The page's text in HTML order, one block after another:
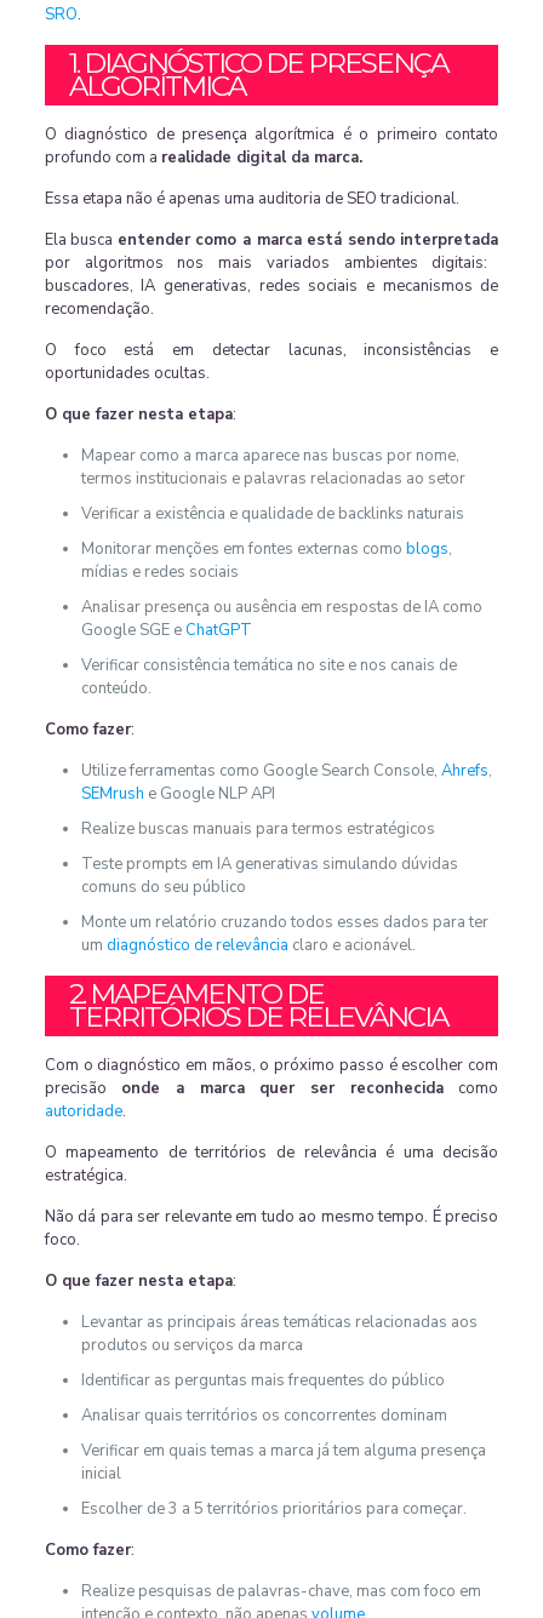
SRO.
1. DIAGNÓSTICO DE PRESENÇA
ALGORÍTMICA
O diagnóstico de presença algorítmica é o primeiro contato
profundo com a realidade digital da marca.
Essa etapa não é apenas uma auditoria de SEO tradicional.
Ela busca entender como a marca está sendo interpretada
por algoritmos nos mais variados ambientes digitais:
buscadores, IA generativas, redes sociais e mecanismos de
recomendação.
O foco está em detectar lacunas, inconsistências e
oportunidades ocultas.
O que fazer nesta etapa:
Mapear como a marca aparece nas buscas por nome,
termos institucionais e palavras relacionadas ao setor
Verificar a existência e qualidade de backlinks naturais
Monitorar menções em fontes externas como blogs,
mídias e redes sociais
Analisar presença ou ausência em respostas de IA como
Google SGE e ChatGPT
Verificar consistência temática no site e nos canais de
conteúdo.
Como fazer:
Utilize ferramentas como Google Search Console, Ahrefs,
SEMrush e Google NLP API
Realize buscas manuais para termos estratégicos
Teste prompts em IA generativas simulando dúvidas
comuns do seu público
Monte um relatório cruzando todos esses dados para ter
um diagnóstico de relevância claro e acionável.
2. MAPEAMENTO DE
TERRITÓRIOS DE RELEVÂNCIA
Com o diagnóstico em mãos, o próximo passo é escolher com
precisão onde a marca quer ser reconhecida como
autoridade.
O mapeamento de territórios de relevância é uma decisão
estratégica.
Não dá para ser relevante em tudo ao mesmo tempo. É preciso
foco.
O que fazer nesta etapa:
Levantar as principais áreas temáticas relacionadas aos
produtos ou serviços da marca
Identificar as perguntas mais frequentes do público
Analisar quais territórios os concorrentes dominam
Verificar em quais temas a marca já tem alguma presença
inicial
Escolher de 3 a 5 territórios prioritários para começar.
Como fazer:
Realize pesquisas de palavras-chave, mas com foco em